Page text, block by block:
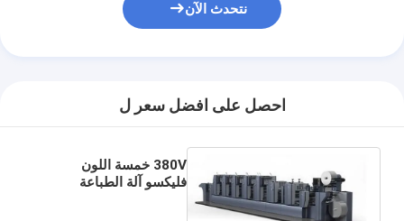
جولة في المعمل
حالات
نتحدث الآن
احصل على افضل سعر ل
380V خمسة اللون
فليكسو آلة الطباعة